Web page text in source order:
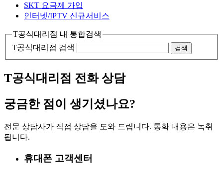
SKT 요금제 가입
인터넷/IPTV 신규서비스
T공식대리점 내 통합검색
T공식대리점 검색
검색
T공식대리점 전화 상담
궁금한 점이 생기셨나요?
전문 상담사가 직접 상담을 도와 드립니다. 통화 내용은 녹취
됩니다.
휴대폰 고객센터